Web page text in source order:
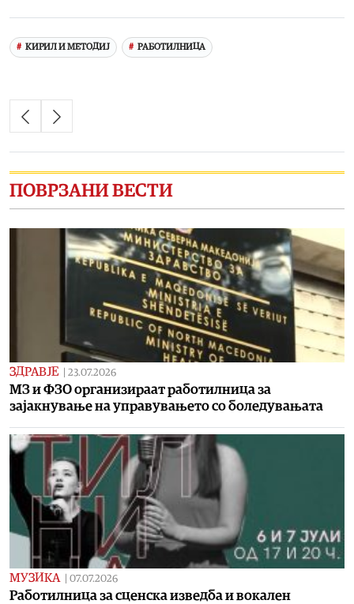
КИРИЛ И МЕТОДИЈ РАБОТИЛНИЦА
ПОВРЗАНИ ВЕСТИ
ЗДРАВЈЕ 23.07.2026
МЗ и ФЗО организираат работилница за
зајакнување на управувањето со боледувањата
МУЗИКА 07.07.2026
Работилница за сценска изведба и вокален